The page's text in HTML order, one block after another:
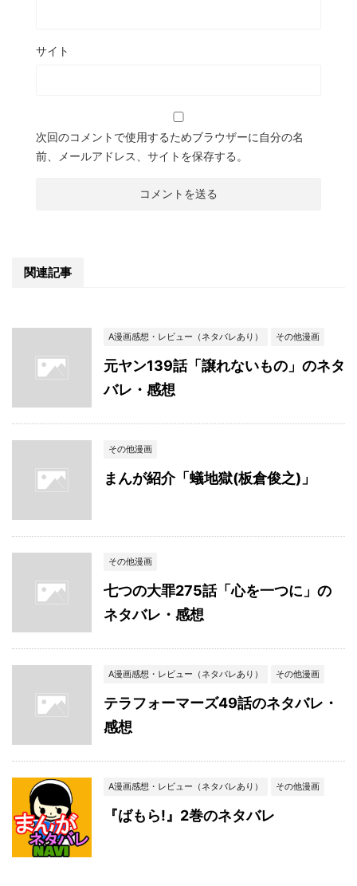
サイト
次回のコメントで使用するためブラウザーに自分の名
前、メールアドレス、サイトを保存する。
関連記事
A漫画感想・レビュー（ネタバレあり） その他漫画
元ヤン139話「譲れないもの」のネタ
バレ・感想
その他漫画
まんが紹介「蟻地獄(板倉俊之)」
その他漫画
七つの大罪275話「心を一つに」の
ネタバレ・感想
A漫画感想・レビュー（ネタバレあり） その他漫画
テラフォーマーズ49話のネタバレ・
感想
A漫画感想・レビュー（ネタバレあり） その他漫画
『ばもら!』2巻のネタバレ